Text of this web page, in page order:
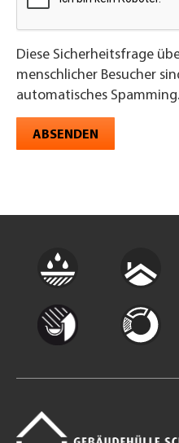
Diese Sicherheitsfrage
menschlicher Besucher
automatisches Spamming.
ABSENDEN